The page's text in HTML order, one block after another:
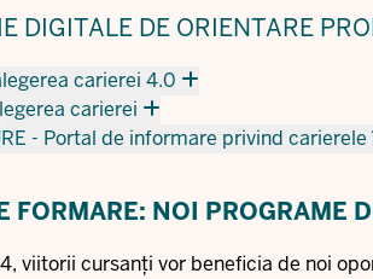
DIGITALE DE ORIENTARE
carierei 4.0
carierei
- Portal de informare privind
FORMARE: NOI PROGRAME
viitorii cursanți vor beneficia de noi